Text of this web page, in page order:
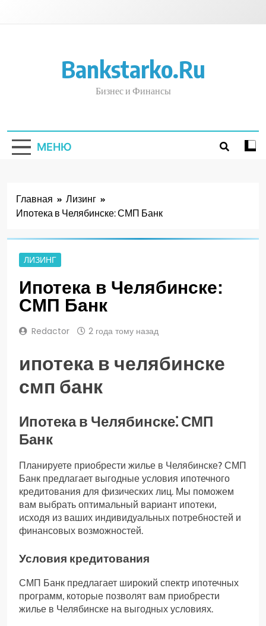
Bankstarko.ru
Бизнес и Финансы
МЕНЮ
Главная
Лизинг
Ипотека в Челябинске: СМП Банк
ЛИЗИНГ
Ипотека в Челябинске:
СМП Банк
Redactor 2 года тому назад
ипотека в челябинске
смп банк
Ипотека в Челябинске⁚ СМП
Банк
Планируете приобрести жилье в Челябинске? СМП
Банк предлагает выгодные условия ипотечного
кредитования для физических лиц. Мы поможем
вам выбрать оптимальный вариант ипотеки,
исходя из ваших индивидуальных потребностей и
финансовых возможностей.
Условия кредитования
СМП Банк предлагает широкий спектр ипотечных
программ, которые позволят вам приобрести
жилье в Челябинске на выгодных условиях.